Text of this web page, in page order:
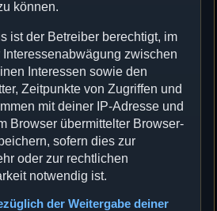
können.
ist der Betreiber berechtigt, im
Interessenabwägung zwischen
Interessen sowie den
Zeitpunkte von Zugriffen und
mit deiner IP-Adresse und
Browser übermittelter Browser-
sofern dies zur
oder zur rechtlichen
notwendig ist.
der Weitergabe deiner